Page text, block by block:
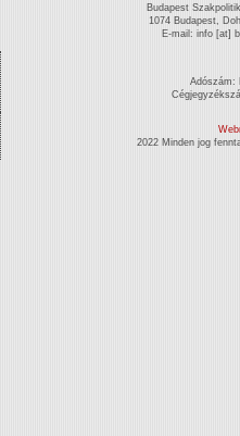
Budapest
1074 Budapest,
E-mail: info [at]
Adószám:
2022 Minden jog